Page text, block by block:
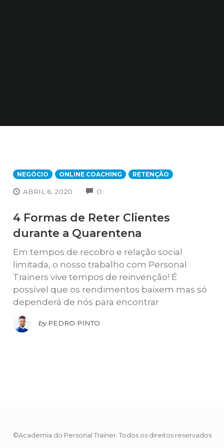
NEGÓCIO ONLINE COACHING RETENÇÃO
ABRIL 6, 2020 0
4 Formas de Reter Clientes
durante a Quarentena
Em tempos de recobro e relação social
limitada, o nosso trabalho com Personal
Trainers vive tempos de reinvenção! É
possível que os rendimentos baixem mas só
dependerá de nós para encontrar
by PEDRO PINTO
©Academia do Personal Trainer. Todos os direitos reservados